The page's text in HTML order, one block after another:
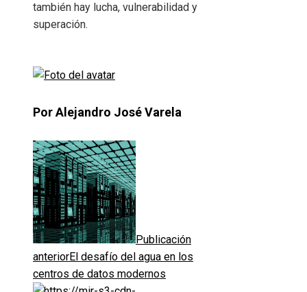
también hay lucha, vulnerabilidad y
superación.
Por Alejandro José Varela
Publicación
anteriorEl desafío del agua en los
centros de datos modernos